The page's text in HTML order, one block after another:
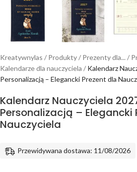
Kreatywnylas / Produkty/ Prezenty dla... /
Kalendarze dla nauczyciela / Kalendarz
Personalizacją – Elegancki Prezent dla
Kalendarz Nauczyciela
Personalizacją – Elegancki
Nauczyciela
Przewidywana dostawa: 11/08/2026